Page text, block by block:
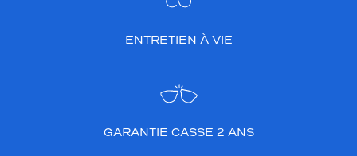
ENTRETIEN À VIE
GARANTIE CASSE 2 ANS